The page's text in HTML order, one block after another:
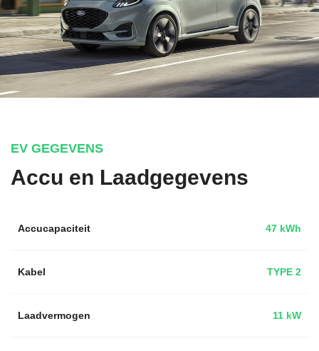
EV GEGEVENS
Accu en Laadgegevens
Accucapaciteit 47 kWh
Kabel TYPE 2
Laadvermogen 11 kW